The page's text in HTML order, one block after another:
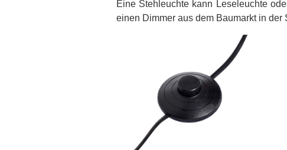
Eine Stehleuchte kann Leseleuchte
einen Dimmer aus dem Baumarkt in der